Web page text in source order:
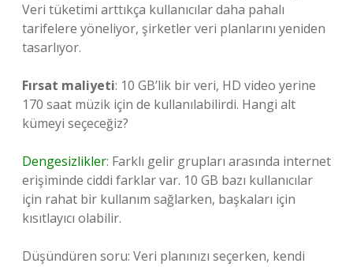
Veri tüketimi arttıkça kullanıcılar daha pahalı
tarifelere yöneliyor, şirketler veri planlarını yeniden
tasarlıyor.
Fırsat maliyeti: 10 GB’lik bir veri, HD video yerine
170 saat müzik için de kullanılabilirdi. Hangi alt
kümeyi seçeceğiz?
Dengesizlikler: Farklı gelir grupları arasında internet
erişiminde ciddi farklar var. 10 GB bazı kullanıcılar
için rahat bir kullanım sağlarken, başkaları için
kısıtlayıcı olabilir.
Düşündüren soru: Veri planınızı seçerken, kendi